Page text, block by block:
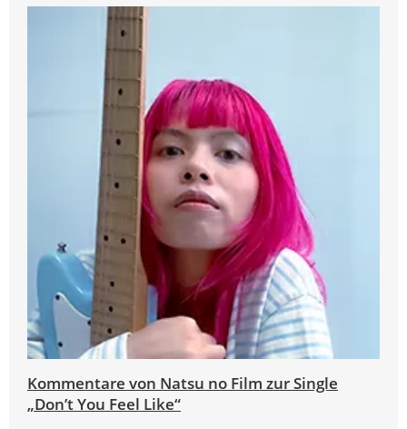
Kommentare von Natsu no Film zur Single
„Don’t You Feel Like“